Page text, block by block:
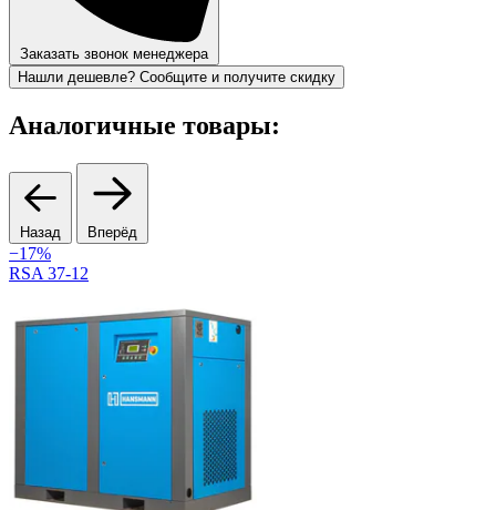
Заказать звонок менеджера
Нашли дешевле? Сообщите и получите скидку
Аналогичные товары:
Назад Вперёд
−17%
RSA 37-12